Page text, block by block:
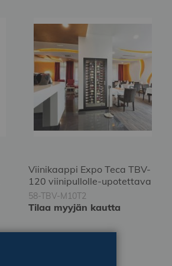
Viinikaappi Expo Teca TBV-
120 viinipullolle-upotettava
58-TBV-M10T2
Tilaa myyjän kautta